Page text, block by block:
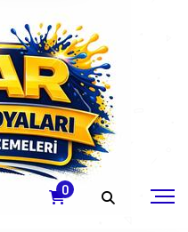
0
Silikonu 51
Ve Malzemeleri
Boyalari